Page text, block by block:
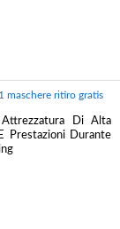
maschere ritiro gratis
Attrezzatura Di Alta
Prestazioni Durante